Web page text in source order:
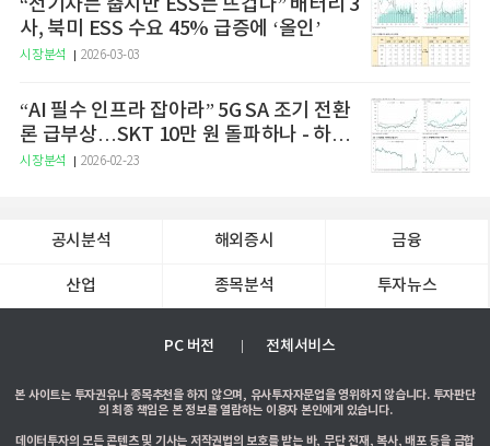
“전기차는 춥지만 ESS는 뜨겁다” 배터리 3
사, 북미 ESS 수요 45% 급증에 ‘올인’
시장분석 2026-03-03
“AI 필수 인프라 잡아라” 5G SA 조기 전환
론 급부상…SKT 10만 원 돌파하나 - 하나
증권
시장분석 2026-02-23
공시분석 해외증시 금융
산업 종목분석 투자뉴스
PC 버전 전체서비스
본 사이트는 투자권유나 종목추천을 하지 않으며, 유사투자자문업을 영위하지 않습니다. 투자판단
의 최종 책임은 본 정보를 열람하는 이용자 본인에게 있습니다.
데이터투자의 모든 콘텐츠 및 기사는 저작권법의 보호를 받는 바, 무단 전재, 복사, 배포 등을 금합